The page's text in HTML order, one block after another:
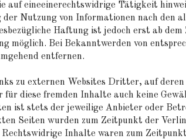
auf eineeinerechtswidrige Tätigkeit
Nutzung von Informationen nach den
Haftung ist jedoch erst ab
möglich. Bei Bekanntwerden von
entfernen.
zu externen Websites Dritter, auf
für diese fremden Inhalte auch keine
ist stets der jeweilige Anbieter oder
Seiten wurden zum Zeitpunkt der
Inhalte waren zum